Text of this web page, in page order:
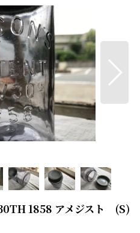
1858 アメジスト (S)